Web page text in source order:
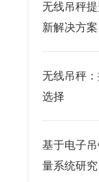
无线吊秤
新解决方案
无线吊秤
选择
基于电子
量系统研究